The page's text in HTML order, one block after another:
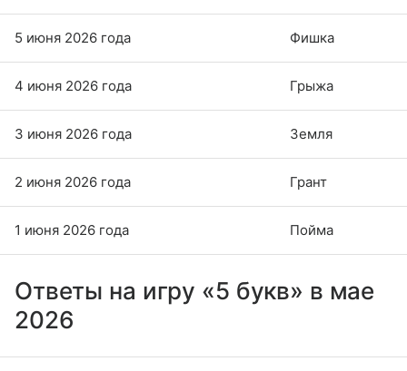
5 июня 2026 года Фишка
4 июня 2026 года Грыжа
3 июня 2026 года Земля
2 июня 2026 года Грант
1 июня 2026 года Пойма
Ответы на игру «5 букв» в мае
2026